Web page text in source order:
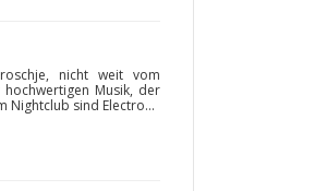
nicht weit vom
Musik, der
Nightclub sind Electro...